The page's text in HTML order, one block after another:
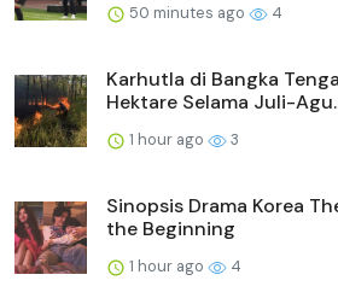
50 minutes ago 4
Karhutla di Bangka
Hektare Selama Juli-
1 hour ago 3
Sinopsis Drama Korea
the Beginning
1 hour ago 4